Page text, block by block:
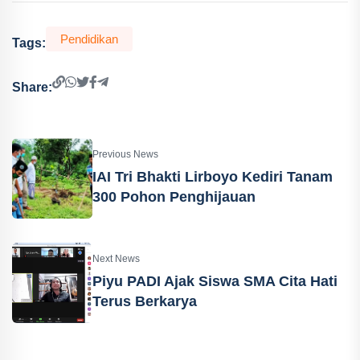
Tags: Pendidikan
Share:
Previous News
IAI Tri Bhakti Lirboyo Kediri Tanam
300 Pohon Penghijauan
Next News
Piyu PADI Ajak Siswa SMA Cita Hati
Terus Berkarya